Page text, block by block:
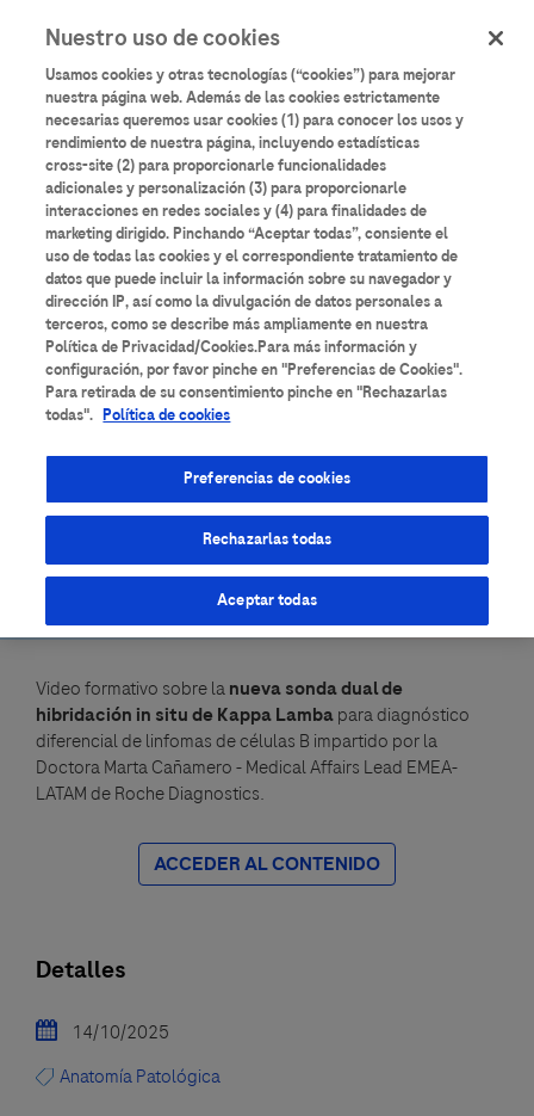
contenido
principal
User
account
menu
Iniciar sesión
Un nuevo paradigma en
el diagnóstico de
linfoma: Kappa Lambda
Dual ISH
Video formativo sobre lanueva sonda dual de
hibridación in situ de Kappa Lambapara diagnóstico
diferencial de linfomas de células B impartido por la
Doctora Marta Cañamero - Medical Affairs Lead EMEA-
LATAM de Roche Diagnostics.
ACCEDER AL CONTENIDO
Detalles
14/10/2025
Anatomía Patológica
Nuestro uso de cookies
Usamos cookies y otras tecnologías (“cookies”) para mejorar
nuestra página web. Además de las cookies estrictamente
necesarias queremos usar cookies (1) para conocer los usos y
rendimiento de nuestra página, incluyendo estadísticas
cross-site (2) para proporcionarle funcionalidades
adicionales y personalización (3) para proporcionarle
interacciones en redes sociales y (4) para finalidades de
marketing dirigido. Pinchando “Aceptar todas”, consiente el
uso de todas las cookies y el correspondiente tratamiento de
datos que puede incluir la información sobre su navegador y
dirección IP, así como la divulgación de datos personales a
terceros, como se describe más ampliamente en nuestra
Política de Privacidad/Cookies.Para más información y
configuración, por favor pinche en "Preferencias de Cookies".
Para retirada de su consentimiento pinche en "Rechazarlas
todas". Política de cookies
Preferencias de cookies
Rechazarlas todas
Aceptar todas